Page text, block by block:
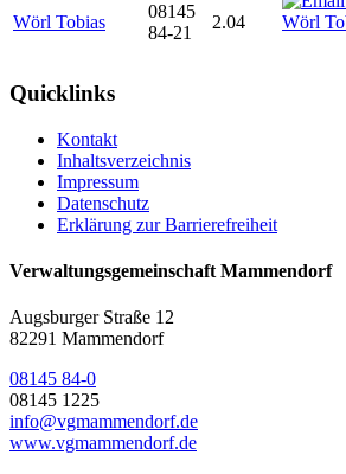
Wörl Tobias
08145
84-21
2.04
Quicklinks
Kontakt
Inhaltsverzeichnis
Impressum
Datenschutz
Erklärung zur Barrierefreiheit
Verwaltungsgemeinschaft Mammendorf
Augsburger Straße 12
82291 Mammendorf
08145 84-0
08145 1225
info@vgmammendorf.de
www.vgmammendorf.de